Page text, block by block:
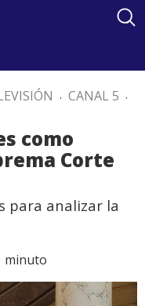
. CANAL 5 .
como
Corte
para analizar la
minuto